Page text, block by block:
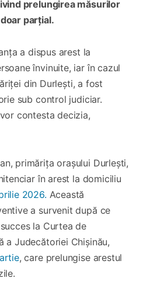
prelungirea măsurilor
parțial.
a dispus arest la
învinuite, iar în cazul
din Durlești, a fost
sub control judiciar.
contesta decizia,
primărița orașului Durlești,
în arest la domiciliu
2026. Această
a survenit după ce
la Curtea de
a Judecătoriei Chișinău,
, care prelungise arestul